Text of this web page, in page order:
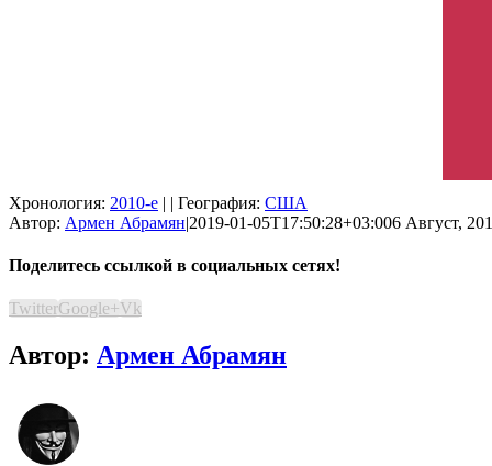
Хронология: 2010-е | | География: США
Автор: Армен Абрамян|2019-01-05T17:50:28+03:006 Август,
Поделитесь ссылкой в социальных сетях!
TwitterGoogle+Vk
Автор: Армен Абрамян